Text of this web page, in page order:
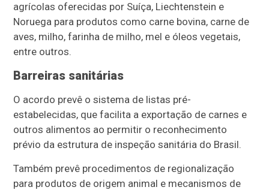
agrícolas oferecidas por Suíça, Liechtenstein e
Noruega para produtos como carne bovina, carne de
aves, milho, farinha de milho, mel e óleos vegetais,
entre outros.
Barreiras sanitárias
O acordo prevê o sistema de listas pré-
estabelecidas, que facilita a exportação de carnes e
outros alimentos ao permitir o reconhecimento
prévio da estrutura de inspeção sanitária do Brasil.
Também prevê procedimentos de regionalização
para produtos de origem animal e mecanismos de